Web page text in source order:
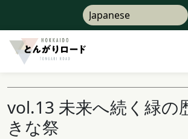
vol.13 未来へ続く緑の
きな祭